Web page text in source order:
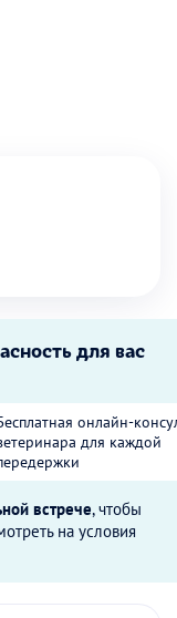
для вас
онлайн-
для каждой
встрече, чтобы
на условия